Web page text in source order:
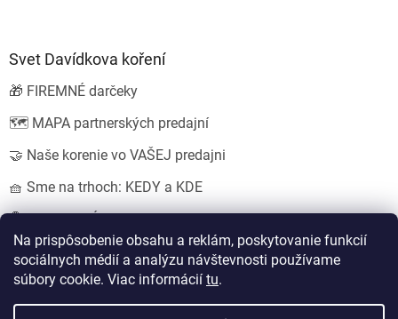
Na prispôsobenie obsahu a reklám, poskytovanie funkcií
sociálnych médií a analýzu návštevnosti používame
súbory cookie. Viac informácií tu.
Svet Davídkova koření
🎁 FIREMNÉ darčeky
🗺️ MAPA partnerských predajní
🤝 Naše korenie vo VAŠEJ predajni
🧺 Sme na trhoch: KEDY a KDE
EshopyUmíme.cz